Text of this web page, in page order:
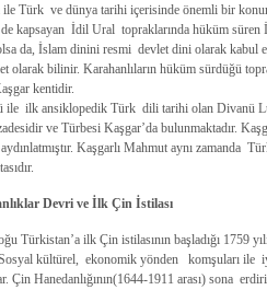
ile Türk ve dünya tarihi içerisinde önemli bir
de kapsayan İdil Ural topraklarında hüküm
da, İslam dinini resmi devlet dini olarak kabul
olarak bilinir. Karahanlıların hüküm sürdüğü
kentidir.
ile ilk ansiklopedik Türk dili tarihi olan Divanü
ve Türbesi Kaşgar’da bulunmaktadır.
Kaşgarlı Mahmut aynı zamanda
Devri ve İlk Çin İstilası
Türkistan’a ilk Çin istilasının başladığı 1759
kültürel, ekonomik yönden komşuları ile
Çin Hanedanlığının(1644-1911 arası) sona